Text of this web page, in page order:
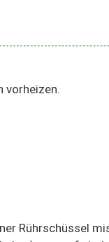
vorheizen.
Rührschüssel